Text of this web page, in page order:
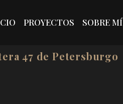
PROYECTOS SOBRE MÍ
47 de Petersburgo